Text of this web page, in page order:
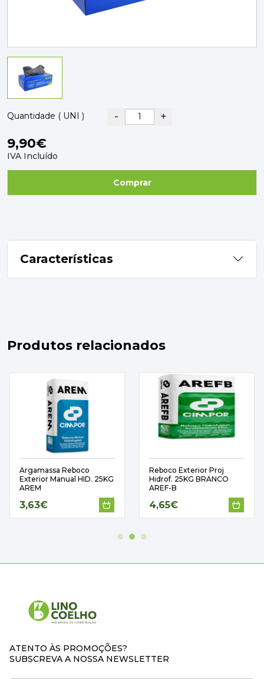
TINTAS, DROGAS E LIMPEZA
DYRUP
SKIL
Quantidade ( UNI ) - +
9,90€
IVA Incluído
Comprar
Características
Produtos relacionados
Argamassa Reboco
Exterior Manual HID. 25KG
AREM
3,63€
Reboco Exterior Proj
Hidrof. 25KG BRANCO
AREF-B
4,65€
ATENTO ÀS PROMOÇÕES?
SUBSCREVA A NOSSA NEWSLETTER